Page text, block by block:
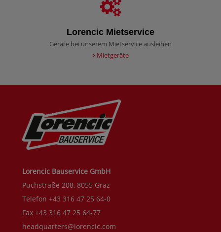
Lorencic Mietservice
Geräte bei unserem Mietservice ausleihen
Mietgeräte
Lorencic Bauservice GmbH
Puchstraße 208, 8055 Graz
Telefon +43 316 47 25 64-0
Fax +43 316 47 25 64-77
headquarters@lorencic.com